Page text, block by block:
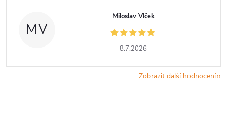
MV
Miloslav Vlček
8.7.2026
Zobrazit další hodnocení